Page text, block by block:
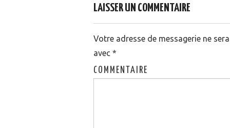
LAISSER UN COMMENTAIRE
Votre adresse de messagerie ne
avec *
COMMENTAIRE